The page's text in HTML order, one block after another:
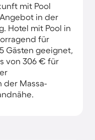
mit Pool
in der
Hotel mit Pool in
für
Gästen geeignet,
von 306 € für
der Massa-